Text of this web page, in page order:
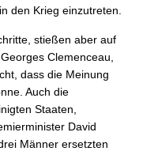
den Krieg einzutreten.
stießen aber auf
Clemenceau,
dass die Meinung
Auch die
Staaten,
David
Männer ersetzten